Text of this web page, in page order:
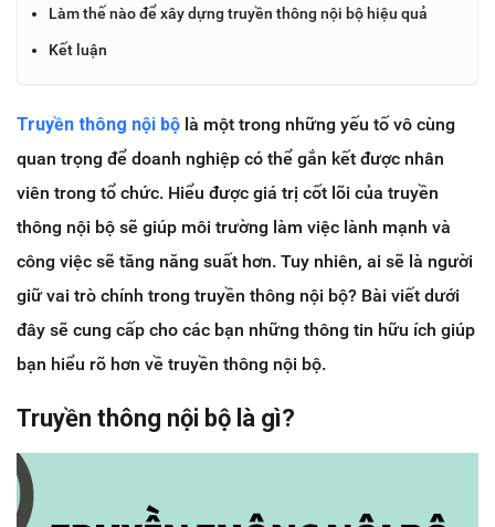
Làm thế nào để xây dựng truyền thông nội bộ hiệu quả
Kết luận
Truyền thông nội bộ là một trong những yếu tố vô cùng
quan trọng để doanh nghiệp có thể gắn kết được nhân
viên trong tổ chức. Hiểu được giá trị cốt lõi của truyền
thông nội bộ sẽ giúp môi trường làm việc lành mạnh và
công việc sẽ tăng năng suất hơn. Tuy nhiên, ai sẽ là người
giữ vai trò chính trong truyền thông nội bộ? Bài viết dưới
đây sẽ cung cấp cho các bạn những thông tin hữu ích giúp
bạn hiểu rõ hơn về truyền thông nội bộ.
Truyền thông nội bộ là gì?